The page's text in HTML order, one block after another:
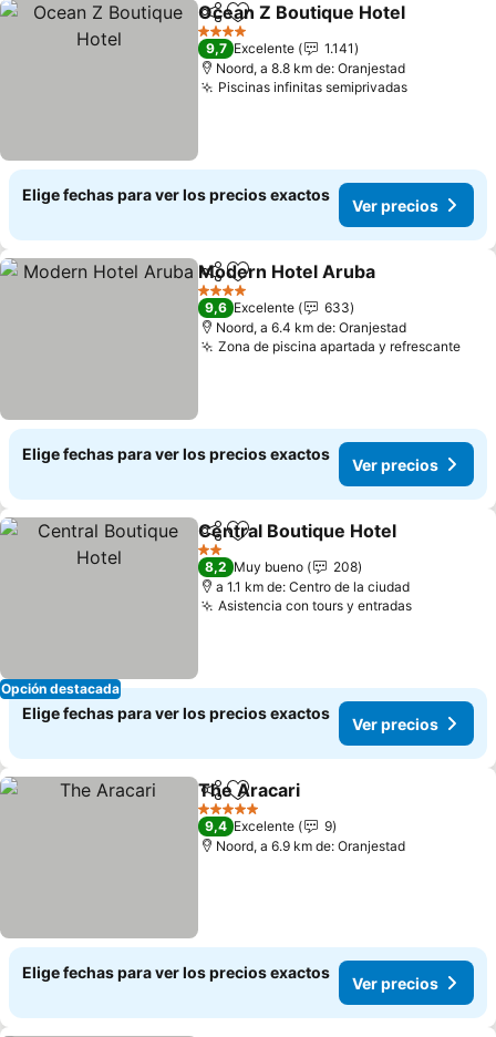
CompartirAgregar a favoritos
Ocean Z Boutique Hotel
4 Estrellas
9,7 Excelente
1.141
Noord, a 8.8 km de: Oranjestad
Piscinas infinitas semiprivadasVer
Elige fechas para ver los precios exactos
Ver precios
CompartirAgregar a favoritos
Modern Hotel Aruba
4 Estrellas
9,6 Excelente
633
Noord, a 6.4 km de: Oranjestad
Zona de piscina apartada y refrescanteVer
Elige fechas para ver los precios exactos
Ver precios
Opción destacada
CompartirAgregar a favoritos
Central Boutique Hotel
2 Estrellas
8,2 Muy bueno
208
a 1.1 km de: Centro de la ciudad
Asistencia con tours y entradasVer
Elige fechas para ver los precios exactos
Ver precios
Compartir
Agregar a favoritos
The Aracari
5 Estrellas
9,4 Excelente
9
Noord, a 6.9 km de: Oranjestad
Elige fechas para ver los precios exactos
Ver precios